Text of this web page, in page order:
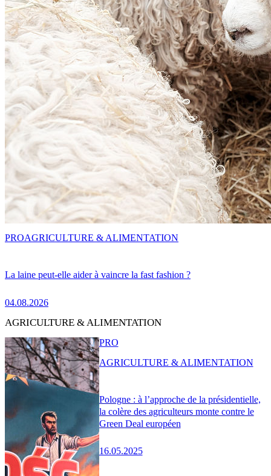
La laine peut-elle aider à vaincre la fast fashion ?
04.08.2026
PROAGRICULTURE & ALIMENTATION
AGRICULTURE & ALIMENTATION
Pologne : à l’approche de la présidentielle,
la colère des agriculteurs monte contre le
Green Deal européen
16.05.2025
PRO
AGRICULTURE & ALIMENTATION